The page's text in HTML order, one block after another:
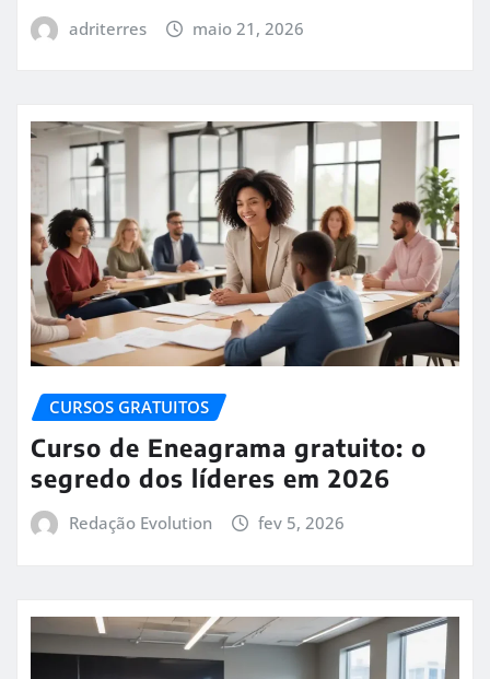
adriterres maio 21, 2026
CURSOS GRATUITOS
Curso de Eneagrama gratuito: o
segredo dos líderes em 2026
Redação Evolution fev 5, 2026